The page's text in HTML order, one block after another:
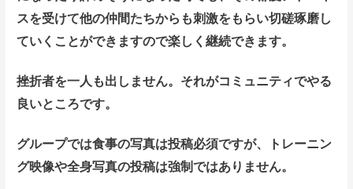
スを受けて他の仲間たちからも刺激をもらい切磋琢磨し
ていくことができますので楽しく継続できます。
挫折者を一人も出しません。 それがコミュニティでやる
良いところです。
グループでは食事の写真は投稿必須ですが、トレーニン
グ映像や全身写真の投稿は強制ではありません。